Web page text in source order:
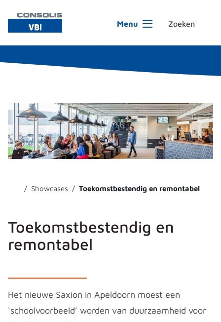
Menu
Showcases Toekomstbestendig en remontabel
Toekomstbestendig en
remontabel
Het nieuwe Saxion in Apeldoorn moest een
‘schoolvoorbeeld’ worden van duurzaamheid voor